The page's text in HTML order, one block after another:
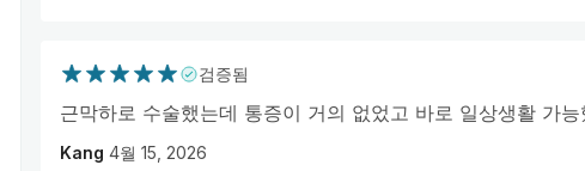
검증됨
근막하로 수술했는데 통증이 거의 없었고 바로 일상생활 가
Kang 4월 15, 2026